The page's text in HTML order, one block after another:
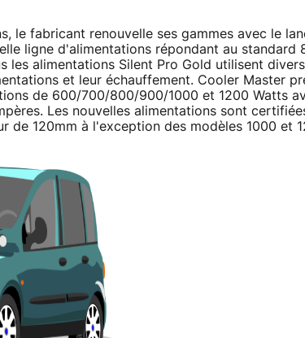
le fabricant renouvelle ses gammes avec le
ligne d'alimentations répondant au standard
les alimentations Silent Pro Gold utilisent
et leur échauffement. Cooler Master
de 600/700/800/900/1000 et 1200 Watts
Les nouvelles alimentations sont
de 120mm à l'exception des modèles 1000 et